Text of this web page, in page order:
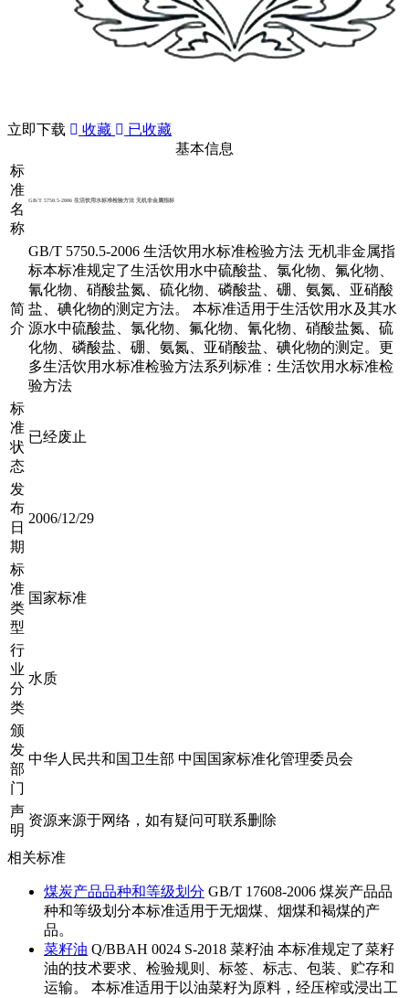
立即下载 收藏
已收藏
基本信息
标
准
名
称
GB/T 5750.5-2006 生活饮用水标准检验方法 无机非金属指标
简
介
GB/T 5750.5-2006 生活饮用水标准检验方法 无机非金属指
标本标准规定了生活饮用水中硫酸盐、氯化物、氟化物、
氰化物、硝酸盐氮、硫化物、磷酸盐、硼、氨氮、亚硝酸
盐、碘化物的测定方法。 本标准适用于生活饮用水及其水
源水中硫酸盐、氯化物、氟化物、氰化物、硝酸盐氮、硫
化物、磷酸盐、硼、氨氮、亚硝酸盐、碘化物的测定。更
多生活饮用水标准检验方法系列标准：生活饮用水标准检
验方法
标
准
状
态
已经废止
发
布
日
期
2006/12/29
标
准
类
型
国家标准
行
业
分
类
水质
颁
发
部
门
中华人民共和国卫生部 中国国家标准化管理委员会
声
明
资源来源于网络，如有疑问可联系删除
相关标准
煤炭产品品种和等级划分 GB/T 17608-2006 煤炭产品品
种和等级划分本标准适用于无烟煤、烟煤和褐煤的产
品。
菜籽油 Q/BBAH 0024 S-2018 菜籽油 本标准规定了菜籽
油的技术要求、检验规则、标签、标志、包装、贮存和
运输。 本标准适用于以油菜籽为原料，经压榨或浸出工